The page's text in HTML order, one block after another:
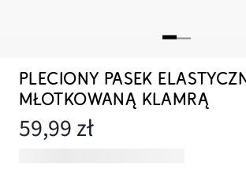
PLECIONY PASEK
MŁOTKOWANĄ KLAMRĄ
59,99 zł